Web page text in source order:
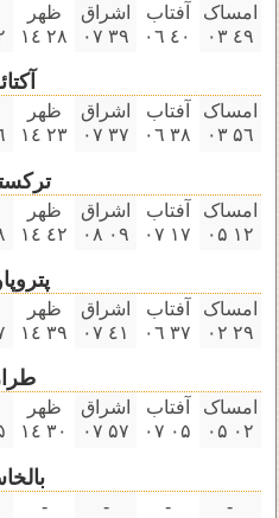
امساک
٤٩ ۰۳
آفتاب
٤۰ ۰٦
اشراق
۳٩ ۰٧
ظهر
۲٨ ۱٤
امساک
۵٦ ۰۳
آفتاب
۳٨ ۰٦
اشراق
۳٧ ۰٧
ظهر
۲۳ ۱٤
امساک
۱۲ ۰۵
آفتاب
۱٧ ۰٧
اشراق
۰٩ ۰٨
ظهر
٤۲ ۱٤
امساک
۲٩ ۰۲
آفتاب
۳٧ ۰٦
اشراق
٤۱ ۰٧
ظهر
۳٩ ۱٤
امساک
۰۲ ۰۵
آفتاب
۰۵ ۰٧
اشراق
۵٧ ۰٧
ظهر
۳۰ ۱٤
-
-
-
-